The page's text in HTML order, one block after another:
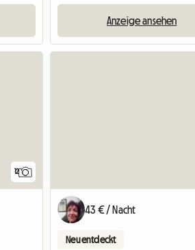
Anzeige ansehen
12
43 € / Nacht
Neu entdeckt